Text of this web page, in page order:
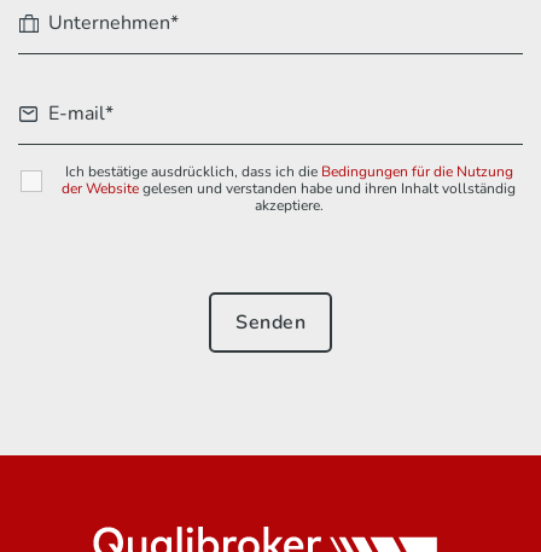
Ich bestätige ausdrücklich, dass ich die Bedingungen für die Nutzung
der Websitegelesen und verstanden habe und ihren Inhalt vollständig
akzeptiere.